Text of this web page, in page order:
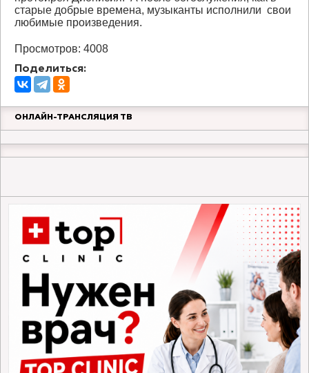
старые добрые времена, музыканты исполнили свои
любимые произведения.
Просмотров: 4008
Поделиться:
ОНЛАЙН-ТРАНСЛЯЦИЯ ТВ